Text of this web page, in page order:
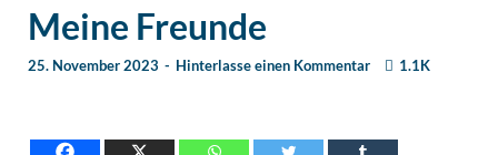
Meine Freunde
25. November 2023 - Hinterlasse einen Kommentar 1.1K